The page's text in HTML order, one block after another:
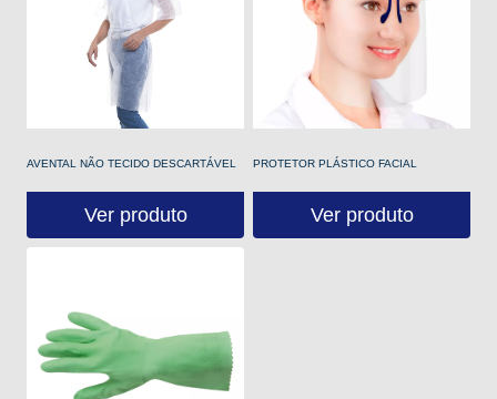
AVENTAL NÃO TECIDO DESCARTÁVEL
Ver produto
PROTETOR PLÁSTICO FACIAL
Ver produto